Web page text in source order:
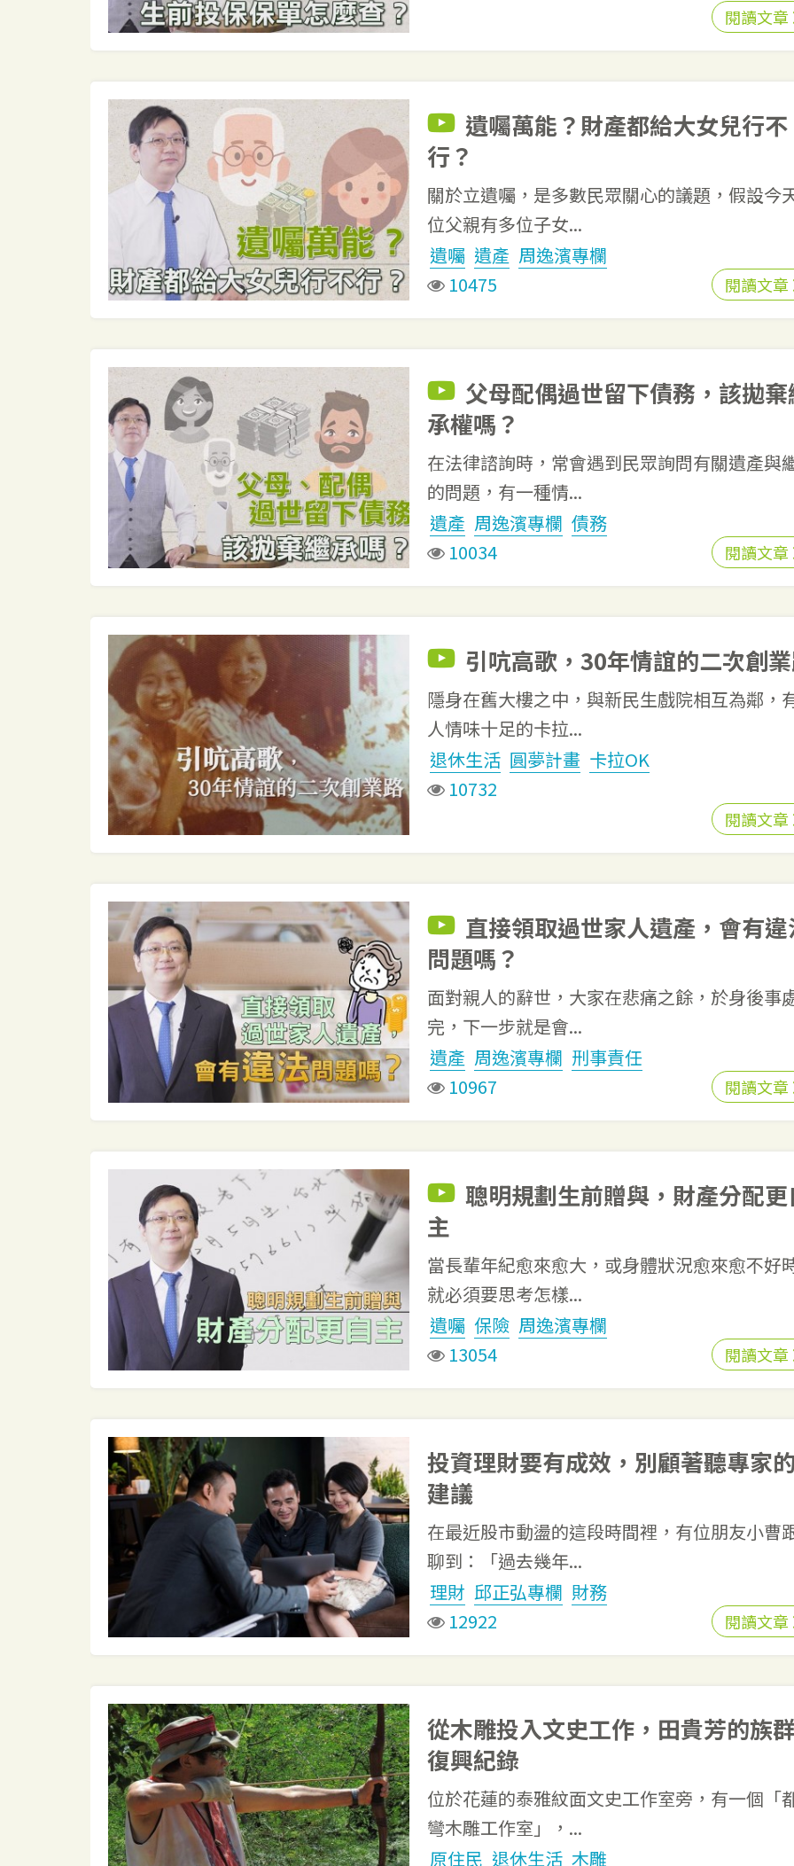
閱讀文章
遺囑萬能？財產都給大女兒行不
行？
關於立遺囑，是多數民眾關心的議題，假設今
位父親有多位子女...
遺囑 遺產 周逸濱專欄
10475
閱讀文章
父母配偶過世留下債務，該拋棄
承權嗎？
在法律諮詢時，常會遇到民眾詢問有關遺產與
的問題，有一種情...
遺產 周逸濱專欄 債務
10034
閱讀文章
引吭高歌，30年情誼的二次創
隱身在舊大樓之中，與新民生戲院相互為鄰，
人情味十足的卡拉...
退休生活 圓夢計畫 卡拉OK
10732
閱讀文章
直接領取過世家人遺產，會有違
問題嗎？
面對親人的辭世，大家在悲痛之餘，於身後事
完，下一步就是會...
遺產 周逸濱專欄 刑事責任
10967
閱讀文章
聰明規劃生前贈與，財產分配更
主
當長輩年紀愈來愈大，或身體狀況愈來愈不好
就必須要思考怎樣...
遺囑 保險 周逸濱專欄
13054
閱讀文章
投資理財要有成效，別顧著聽專家的
建議
在最近股市動盪的這段時間裡，有位朋友小曹
聊到：「過去幾年...
理財 邱正弘專欄 財務
12922
閱讀文章
從木雕投入文史工作，田貴芳的族群
復興紀錄
位於花蓮的泰雅紋面文史工作室旁，有一個「
彎木雕工作室」，...
原住民 退休生活 木雕